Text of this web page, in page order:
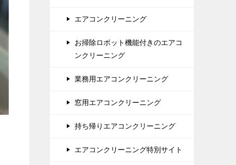
エアコンクリーニング
お掃除ロボット機能付きのエアコ
ンクリーニング
業務用エアコンクリーニング
窓用エアコンクリーニング
持ち帰りエアコンクリーニング
エアコンクリーニング特別サイト